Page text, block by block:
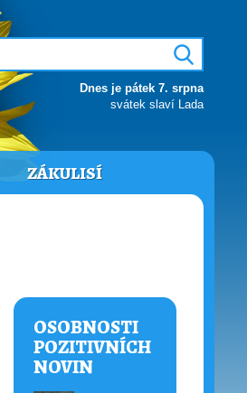
Dnes je pátek 7. srpna
svátek slaví Lada
ZÁKULISÍ
OSOBNOSTI
POZITIVNÍCH
NOVIN